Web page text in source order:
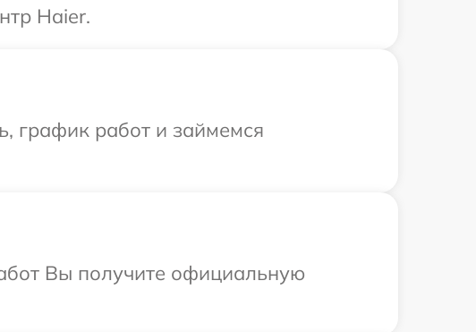
Haier.
график работ и займемся
Вы получите официальную